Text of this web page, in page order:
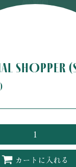
SHOPPER
カートに入れる